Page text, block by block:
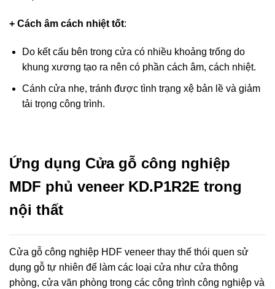
+ Cách âm cách nhiệt tốt:
Do kết cấu bên trong cửa có nhiều khoảng trống do
khung xương tạo ra nên có phần cách âm, cách nhiệt.
Cánh cửa nhẹ, tránh được tình trạng xệ bản lề và giảm
tải trọng công trình.
Ứng dụng Cửa gỗ công nghiệp
MDF phủ veneer KD.P1R2E trong
nội thất
Cửa gỗ công nghiệp HDF veneer thay thế thói quen sử
dụng gỗ tự nhiên để làm các loại cửa như cửa thông
phòng, cửa văn phòng trong các công trình công nghiệp và